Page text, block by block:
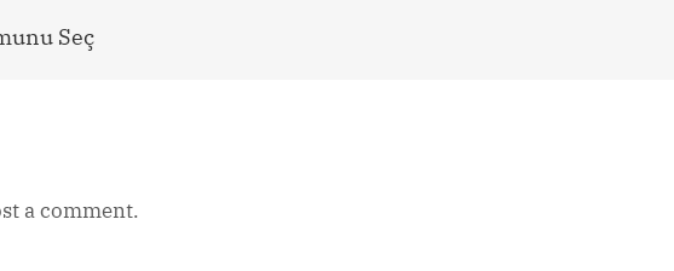
Seç
a comment.